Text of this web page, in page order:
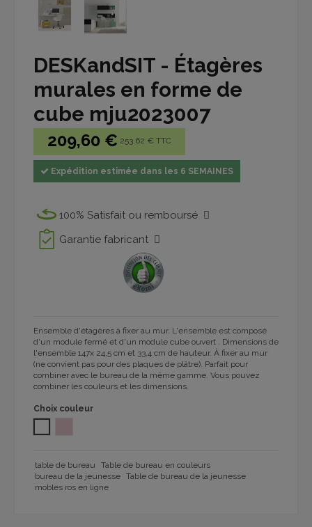
DESKandSIT - Étagères
murales en forme de
cube mju2023007
209,60 € 253.62 € TTC
Expédition estimée dans les 6 SEMAINES
100% Satisfait ou remboursé
Garantie fabricant
Ensemble d'étagères à fixer au mur. L'ensemble est composé
d'un module fermé et d'un module cube ouvert . Dimensions de
l'ensemble 147x 24,5 cm et 33,4 cm de hauteur. À fixer au mur
(ne convient pas pour des plaques de plâtre). Parfait pour
combiner avec le bureau de la même gamme. Vous pouvez
combiner les couleurs et les dimensions.
Choix couleur
table de bureau
Table de bureau en couleurs
bureau de la jeunesse Table de bureau de la jeunesse
mobles ros en ligne